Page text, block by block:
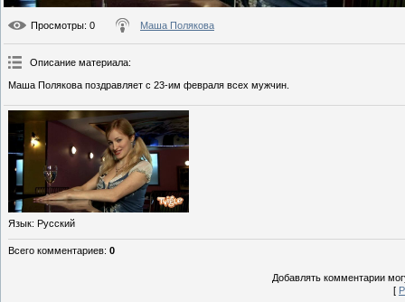
Просмотры: 0 Маша Полякова
Описание материала:
Маша Полякова поздравляет с 23-им февраля всех мужчин.
Язык: Русский
Всего комментариев: 0
Добавлять комментарии
[